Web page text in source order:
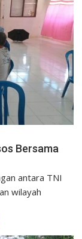
Bersama
antara TNI
wilayah